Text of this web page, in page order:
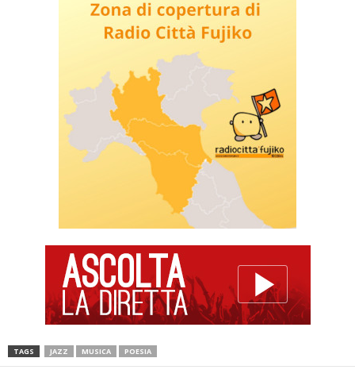
TAGS JAZZ MUSICA POESIA